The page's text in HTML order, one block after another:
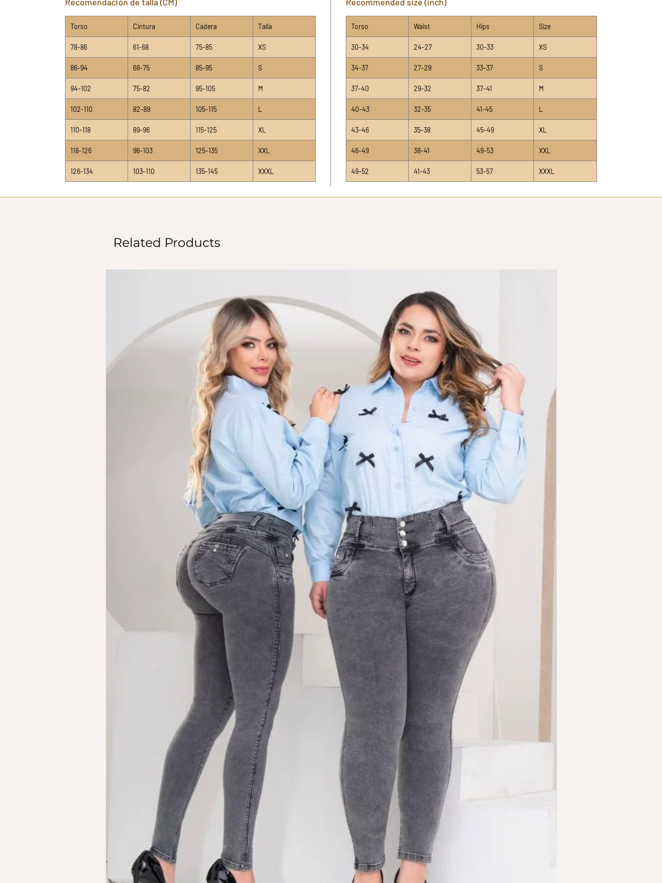
Torso Cintura Cadera Talla
78-86 61-68 75-85 XS
86-94 68-75 85-95 S
94-102 75-82 95-105 M
102-110 82-89 105-115 L
110-118 89-96 115-125 XL
118-126 96-103 125-135 XXL
126-134 103-110 135-145 XXXL
Torso Waist Hips Size
30-34 24-27 30-33 XS
34-37 27-29 33-37 S
37-40 29-32 37-41 M
40-43 32-35 41-45 L
43-46 35-38 45-49 XL
46-49 38-41 49-53 XXL
49-52 41-43 53-57 XXXL
Related Products